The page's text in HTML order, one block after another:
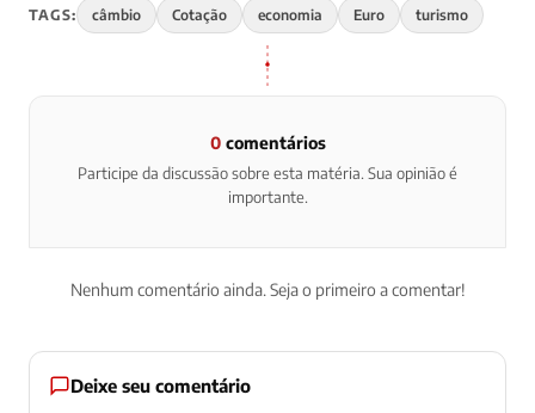
TAGS: câmbio Cotação economia Euro turismo
0comentários
Participe da discussão sobre esta matéria. Sua opinião é
importante.
Nenhum comentário ainda. Seja o primeiro a comentar!
Deixe seu comentário